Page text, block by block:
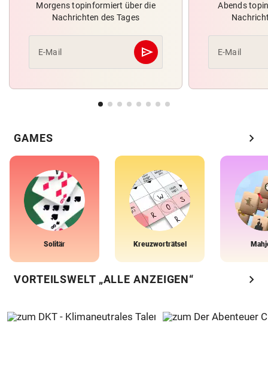
Morgens topinformiert über die
Nachrichten des Tages
E-Mail send
Abschicken
Abends
E-Mail
GAMES chevron_right
Solitär Kreuzworträtsel
VORTEILSWELT „ALLE ANZEIGEN“ chevron_right